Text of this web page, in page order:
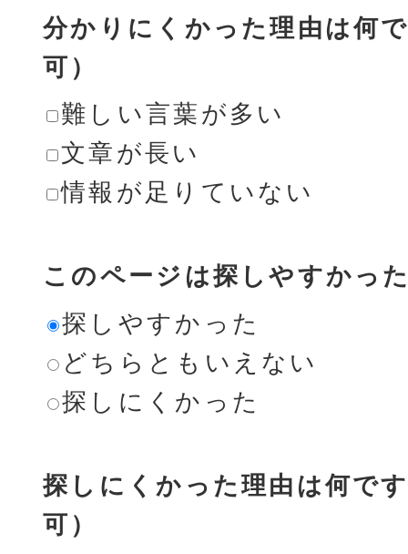
分かりにくかった理由は何
可）
難しい言葉が多い
文章が長い
情報が足りていない
このページは探しやすかっ
探しやすかった
どちらともいえない
探しにくかった
探しにくかった理由は何で
可）